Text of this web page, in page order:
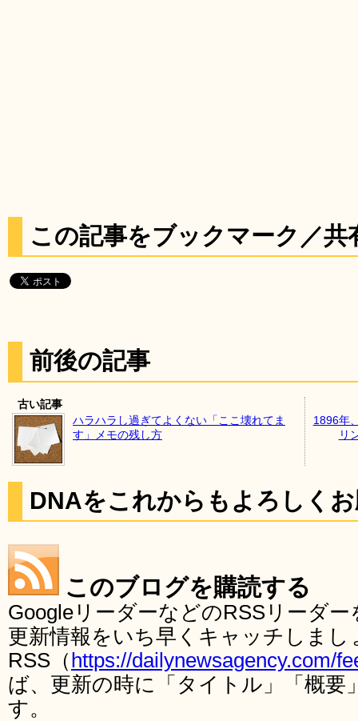
この記事をブックマーク／共
前後の記事
古い記事
ハラハラし過ぎてよくない「ここ壊れてま
す」メモの残し方
1896年
リ
DNAをこれからもよろしく
このブログを購読する
GoogleリーダーなどのRSSリーダ
更新情報をいち早くキャッチしま
RSS（ https://dailynewsagency.com/
ば、更新の時に「タイトル」「概要
す。